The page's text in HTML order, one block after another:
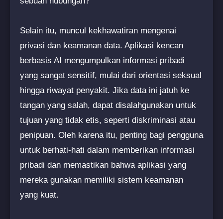
Selain itu, muncul kekhawatiran mengenai
privasi dan keamanan data. Aplikasi kencan
berbasis AI mengumpulkan informasi pribadi
yang sangat sensitif, mulai dari orientasi seksual
hingga riwayat penyakit. Jika data ini jatuh ke
tangan yang salah, dapat disalahgunakan untuk
tujuan yang tidak etis, seperti diskriminasi atau
penipuan. Oleh karena itu, penting bagi pengguna
untuk berhati-hati dalam memberikan informasi
pribadi dan memastikan bahwa aplikasi yang
mereka gunakan memiliki sistem keamanan
yang kuat.